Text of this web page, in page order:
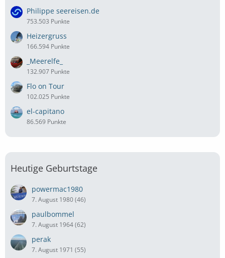
Philippe seereisen.de
753.503 Punkte
Heizergruss
166.594 Punkte
_Meerelfe_
132.907 Punkte
Flo on Tour
102.025 Punkte
el-capitano
86.569 Punkte
Heutige Geburtstage
powermac1980
7. August 1980 (46)
paulbommel
7. August 1964 (62)
perak
7. August 1971 (55)